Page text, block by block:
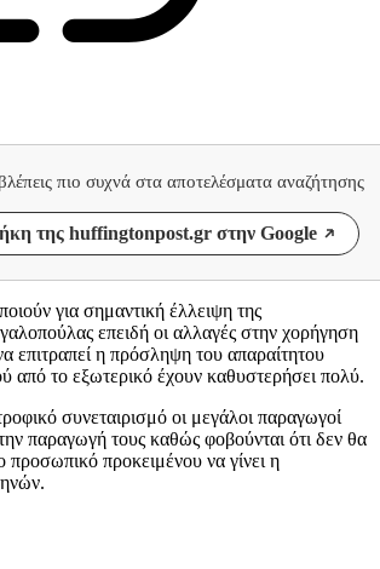
πιο συχνά στα αποτελέσματα αναζήτησης
της huffingtonpost.gr στην Google
για σημαντική έλλειψη της
γαλοπούλας επειδή οι αλλαγές στην χορήγηση
επιτραπεί η πρόσληψη του απαραίτητου
από το εξωτερικό έχουν καθυστερήσει πολύ.
συνεταιρισμό οι μεγάλοι παραγωγοί
παραγωγή τους καθώς φοβούνται ότι δεν θα
προσωπικό προκειμένου να γίνει η